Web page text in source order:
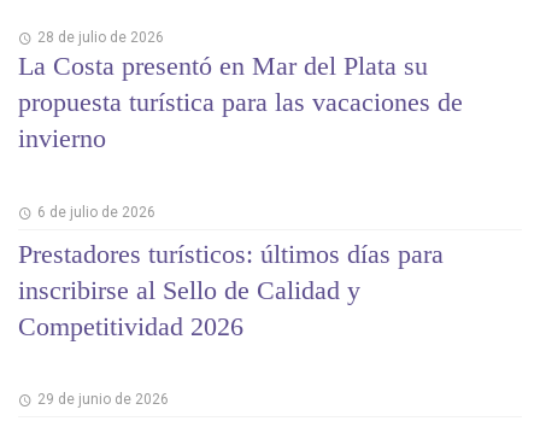
28 de julio de 2026
La Costa presentó en Mar del Plata su
propuesta turística para las vacaciones de
invierno
6 de julio de 2026
Prestadores turísticos: últimos días para
inscribirse al Sello de Calidad y
Competitividad 2026
29 de junio de 2026